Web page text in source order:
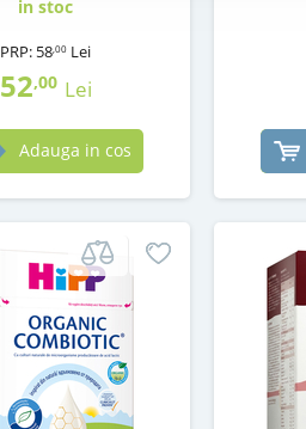
in stoc
PRP: 58,00 Lei
52,00 Lei
Adauga in cos